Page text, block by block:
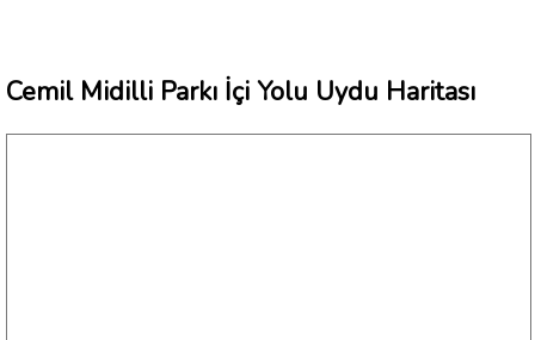
Cemil Midilli Parkı İçi Yolu Uydu Haritası